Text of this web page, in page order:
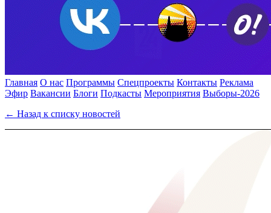
Главная О нас Программы Спецпроекты Контакты Реклама
Эфир Вакансии Блоги Подкасты Мероприятия Выборы-2026
← Назад к списку новостей